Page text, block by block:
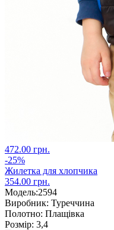
472.00 грн.
-25%
Жилетка для хлопчика
354.00 грн.
Модель:2594
Виробник: Туреччина
Полотно: Плащівка
Розмір: 3,4